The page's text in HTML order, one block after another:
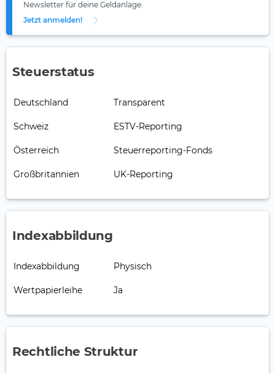
Newsletter für deine Geldanlage.
Jetzt anmelden!
Steuerstatus
Deutschland Transparent
Schweiz ESTV-Reporting
Österreich Steuerreporting-Fonds
Großbritannien UK-Reporting
Indexabbildung
Indexabbildung Physisch
Wertpapierleihe Ja
Rechtliche Struktur